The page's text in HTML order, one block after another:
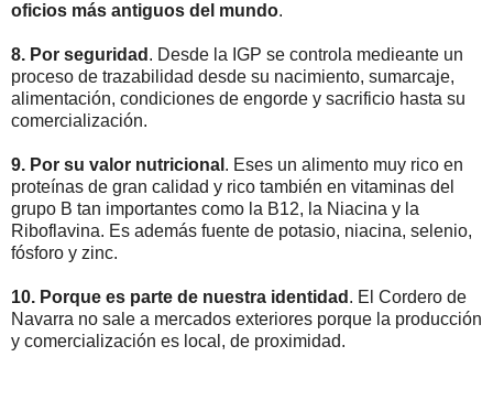
oficios más antiguos del mundo.
8. Por seguridad . Desde la IGP se controla medieante un
proceso de trazabilidad desde su nacimiento, sumarcaje,
alimentación, condiciones de engorde y sacrificio hasta su
comercialización.
9. Por su valor nutricional . Eses un alimento muy rico en
proteínas de gran calidad y rico también en vitaminas del
grupo B tan importantes como la B12, la Niacina y la
Riboflavina. Es además fuente de potasio, niacina, selenio,
fósforo y zinc.
10. Porque es parte de nuestra identidad . El Cordero de
Navarra no sale a mercados exteriores porque la producción
y comercialización es local, de proximidad.